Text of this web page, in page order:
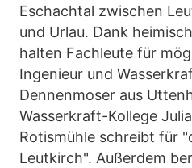
Eschachtal zwischen
und Urlau. Dank
halten Fachleute für
Ingenieur und
Dennenmoser aus
Wasserkraft-Kollege
Rotismühle schreibt für
Leutkirch". Außerdem